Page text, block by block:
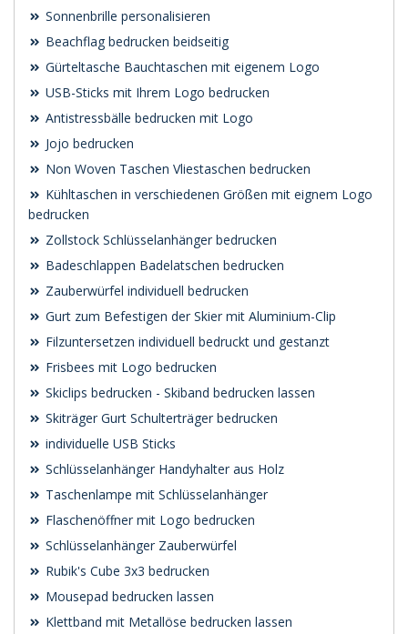
Sonnenbrille personalisieren
Beachflag bedrucken beidseitig
Gürteltasche Bauchtaschen mit eigenem Logo
USB-Sticks mit Ihrem Logo bedrucken
Antistressbälle bedrucken mit Logo
Jojo bedrucken
Non Woven Taschen Vliestaschen bedrucken
Kühltaschen in verschiedenen Größen mit eignem Logo
bedrucken
Zollstock Schlüsselanhänger bedrucken
Badeschlappen Badelatschen bedrucken
Zauberwürfel individuell bedrucken
Gurt zum Befestigen der Skier mit Aluminium-Clip
Filzuntersetzen individuell bedruckt und gestanzt
Frisbees mit Logo bedrucken
Skiclips bedrucken - Skiband bedrucken lassen
Skiträger Gurt Schulterträger bedrucken
individuelle USB Sticks
Schlüsselanhänger Handyhalter aus Holz
Taschenlampe mit Schlüsselanhänger
Flaschenöffner mit Logo bedrucken
Schlüsselanhänger Zauberwürfel
Rubik's Cube 3x3 bedrucken
Mousepad bedrucken lassen
Klettband mit Metallöse bedrucken lassen